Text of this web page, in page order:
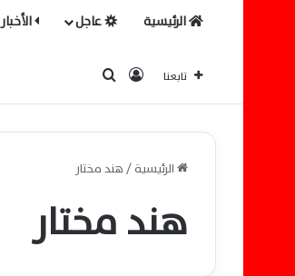
الرئيسية عاجل الأخبار
تابعنا تسجيل الدخول
الرئيسية/هند مختار
هند مختار